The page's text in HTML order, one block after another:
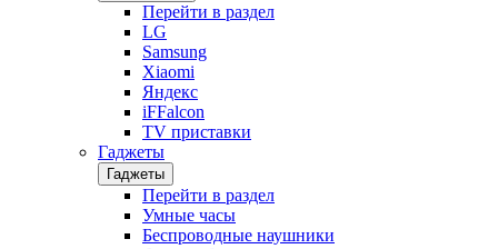
Перейти в раздел
LG
Samsung
Xiaomi
Яндекс
iFFalcon
TV приставки
Гаджеты
Гаджеты
Перейти в раздел
Умные часы
Беспроводные наушники